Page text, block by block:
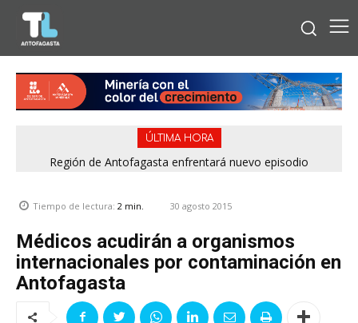
ÚLTIMA HORA
Región de Antofagasta enfrentará nuevo episodio
Bipay explica: Así funciona el pago con tarjetas bancarias en
Tiempo de lectura: 2 min. 30 agosto 2015
Médicos acudirán a organismos
internacionales por contaminación en
Antofagasta